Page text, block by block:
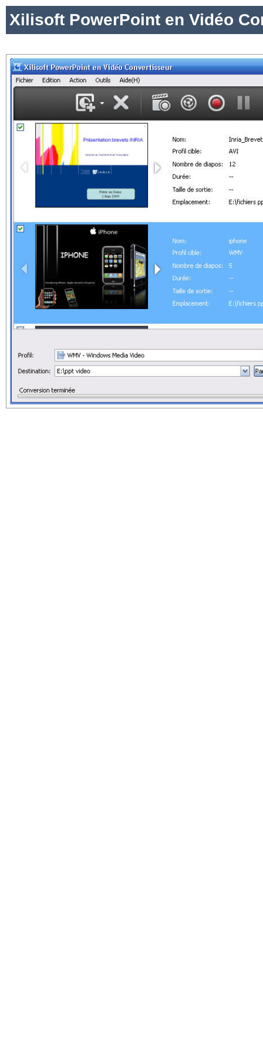
Xilisoft PowerPoint en Vidéo